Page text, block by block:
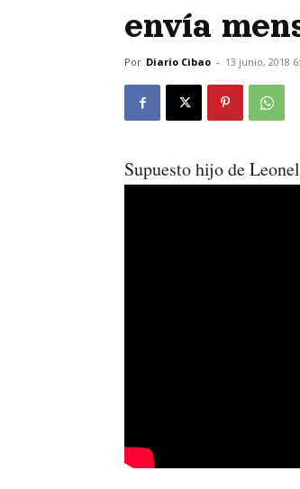
envía
Por Diario Cibao - 13 junio, 2018
Supuesto hijo de